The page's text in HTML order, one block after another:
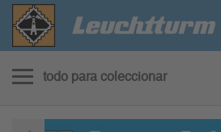
todo para coleccionar